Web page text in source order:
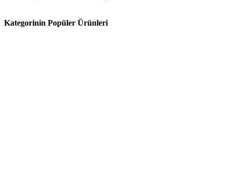
Kategorinin Popüler Ürünleri